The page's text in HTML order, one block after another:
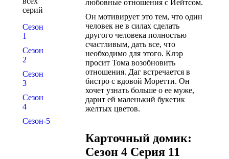
любовные отношения с Йейтсом.
Он мотивирует это тем, что один
человек не в силах сделать
другого человека полностью
счастливым, дать все, что
необходимо для этого. Клэр
просит Тома возобновить
отношения. Даг встречается в
бистро с вдовой Моретти. Он
хочет узнать больше о ее муже,
дарит ей маленький букетик
желтых цветов.
Карточный домик:
Сезон 4 Серия 11
серий
Сезон
1
Сезон
2
Сезон
3
Сезон
4
Сезон-5